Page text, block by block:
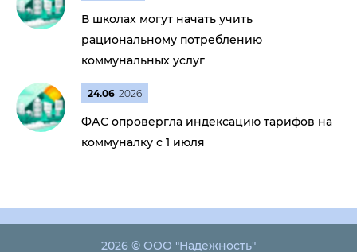
В школах могут начать учить
рациональному потреблению
коммунальных услуг
24.06 2026
ФАС опровергла индексацию тарифов на
коммуналку с 1 июля
2026 © ООО "Надежность"